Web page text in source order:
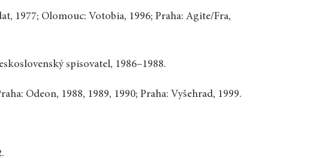
1977; Olomouc: Votobia, 1996; Praha: Agite/Fra,
spisovatel, 1986–1988.
Odeon, 1988, 1989, 1990; Praha: Vyšehrad, 1999.